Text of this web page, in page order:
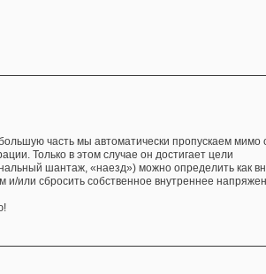
часть мы автоматически пропускаем мимо
Только в этом случае он достигает цели
шантаж, «наезд») можно определить как
и/или сбросить собственное внутреннее